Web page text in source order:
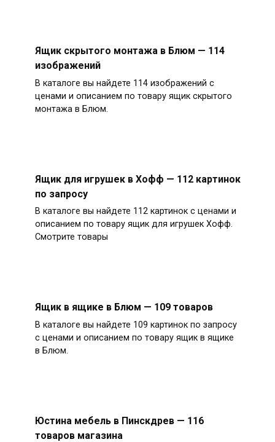
Ящик скрытого монтажа в Блюм — 114
изображений
В каталоге вы найдете 114 изображений с
ценами и описанием по товару ящик скрытого
монтажа в Блюм.
Ящик для игрушек в Хофф — 112 картинок
по запросу
В каталоге вы найдете 112 картинок с ценами и
описанием по товару ящик для игрушек Хофф.
Смотрите товары
Ящик в ящике в Блюм — 109 товаров
В каталоге вы найдете 109 картинок по запросу
с ценами и описанием по товару ящик в ящике
в Блюм.
Юстина мебель в Пинскдрев — 116
товаров магазина